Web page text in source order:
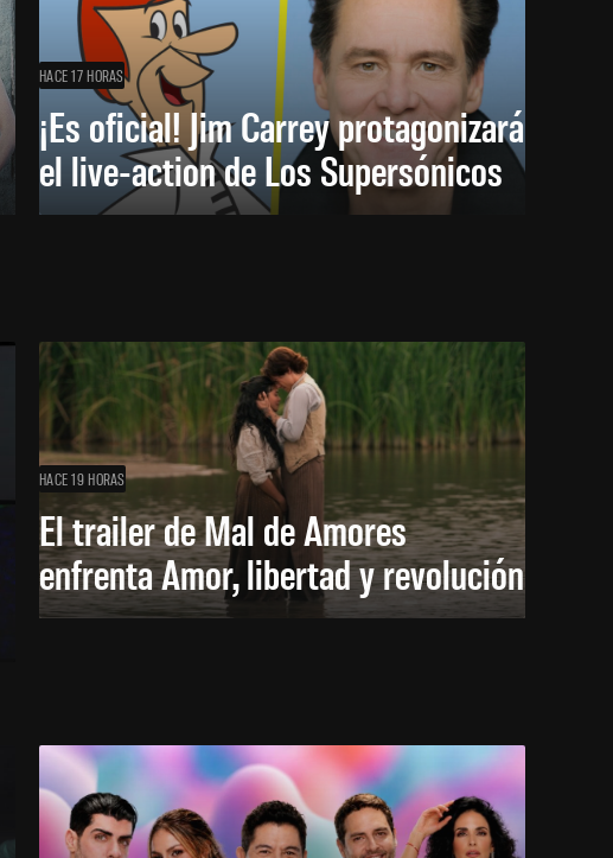
HACE 17 HORAS
¡Es oficial! Jim Carrey protagonizará
el live-action de Los Supersónicos
HACE 19 HORAS
El trailer de Mal de Amores
enfrenta Amor, libertad y revolución